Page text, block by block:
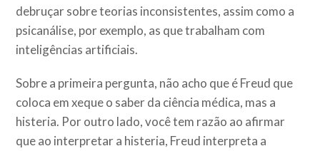
debruçar sobre teorias inconsistentes, assim como a
psicanálise, por exemplo, as que trabalham com
inteligências artificiais.
Sobre a primeira pergunta, não acho que é Freud que
coloca em xeque o saber da ciência médica, mas a
histeria. Por outro lado, você tem razão ao afirmar
que ao interpretar a histeria, Freud interpreta a